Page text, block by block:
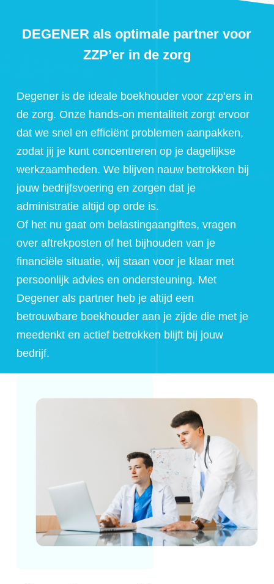
Degener is de ideale boekhouder voor zzp’ers in
de zorg. Onze hands-on mentaliteit zorgt ervoor
dat we snel en efficiënt problemen aanpakken,
zodat jij je kunt concentreren op je dagelijkse
werkzaamheden. We blijven nauw betrokken bij
jouw bedrijfsvoering en zorgen dat je
administratie altijd op orde is.
Of het nu gaat om belastingaangiftes, vragen
over aftrekposten of het bijhouden van je
financiële situatie, wij staan voor je klaar met
persoonlijk advies en ondersteuning. Met
Degener als partner heb je altijd een
betrouwbare boekhouder aan je zijde die met je
meedenkt en actief betrokken blijft bij jouw
bedrijf.
DEGENER als optimale partner voor
ZZP’er in de zorg